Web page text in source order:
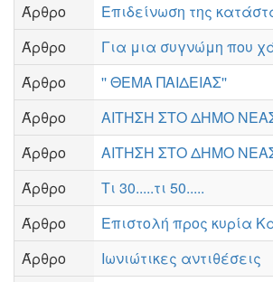
Άρθρο
Επιδείνωση της
Άρθρο
Για μια συγνώμη που
Άρθρο
'' ΘΕΜΑ ΠΑΙΔΕΙΑΣ''
Άρθρο
ΑΙΤΗΣΗ ΣΤΟ ΔΗΜΟ ΝΕΑΣ
Άρθρο
ΑΙΤΗΣΗ ΣΤΟ ΔΗΜΟ ΝΕΑΣ
Άρθρο
Τι 30.....τι 50.....
Άρθρο
Επιστολή προς κυρία
Άρθρο
Ιωνιώτικες αντιθέσεις